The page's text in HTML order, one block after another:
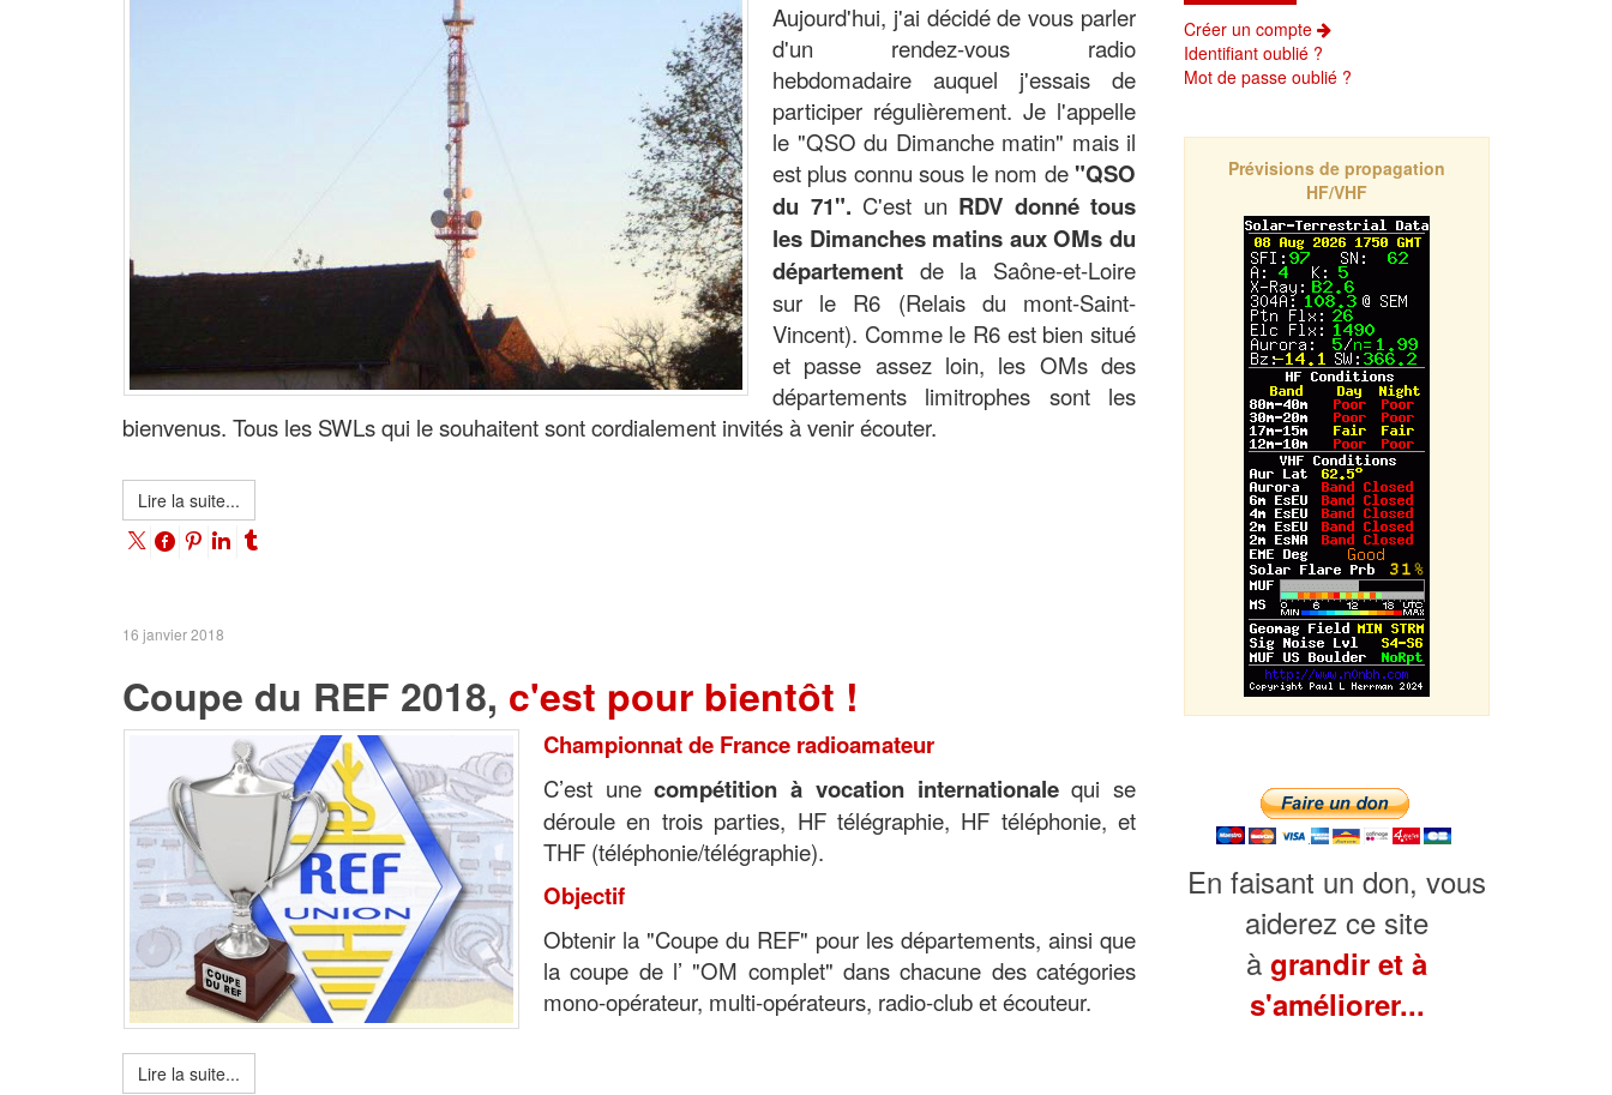
Aujourd'hui, j'ai décidé de vous parler
d'un rendez-vous radio
hebdomadaire auquel j'essais de
participer régulièrement. Je l'appelle
le "QSO du Dimanche matin" mais il
est plus connu sous le nom de "QSO
du 71". C'est un RDV donné tous
les Dimanches matins aux OMs du
département de la Saône-et-Loire
sur le R6 (Relais du mont-Saint-
Vincent). Comme le R6 est bien situé
et passe assez loin, les OMs des
départements limitrophes sont les
bienvenus. Tous les SWLs qui le souhaitent sont cordialement invités à venir écouter.
Lire la suite...
16 janvier 2018
Coupe du REF 2018, c'est pour bientôt !
Championnat de France radioamateur
C’est unecompétition à vocation internationalequi se
déroule en trois parties, HF télégraphie, HF téléphonie, et
THF (téléphonie/télégraphie).
Objectif
Obtenir la "Coupe du REF" pour les départements, ainsi que
la coupe de l’ "OM complet" dans chacune des catégories
mono-opérateur, multi-opérateurs, radio-club et écouteur.
Lire la suite...
Créer un compte
Identifiant oublié ?
Mot de passe oublié ?
Prévisions de propagation
HF/VHF
En faisant un don, vous
aiderez ce site
à grandir et à
s'améliorer...